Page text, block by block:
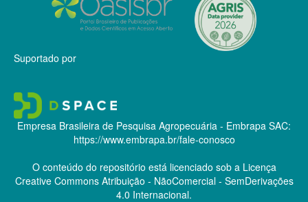
Suportado por
Empresa Brasileira de Pesquisa Agropecuária - Embrapa SAC:
https://www.embrapa.br/fale-conosco
O conteúdo do repositório está licenciado sob a Licença
Creative CommonsAtribuição - NãoComercial - SemDerivações
4.0 Internacional.